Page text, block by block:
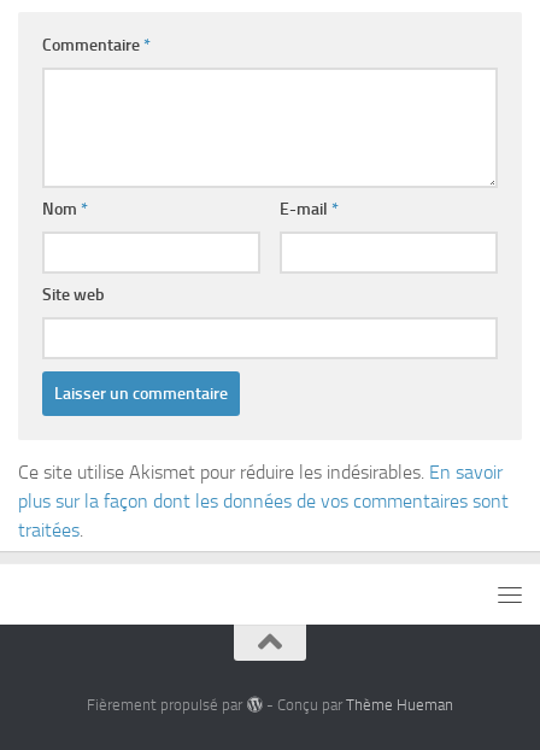
Commentaire*
Nom * E-mail *
Site web
Ce site utilise Akismet pour réduire les indésirables. En savoir
plus sur la façon dont les données de vos commentaires sont
traitées
Fièrement propulsé par - Conçu par Thème Hueman